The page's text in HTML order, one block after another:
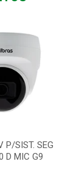
P/SIST. SEG
D MIC G9